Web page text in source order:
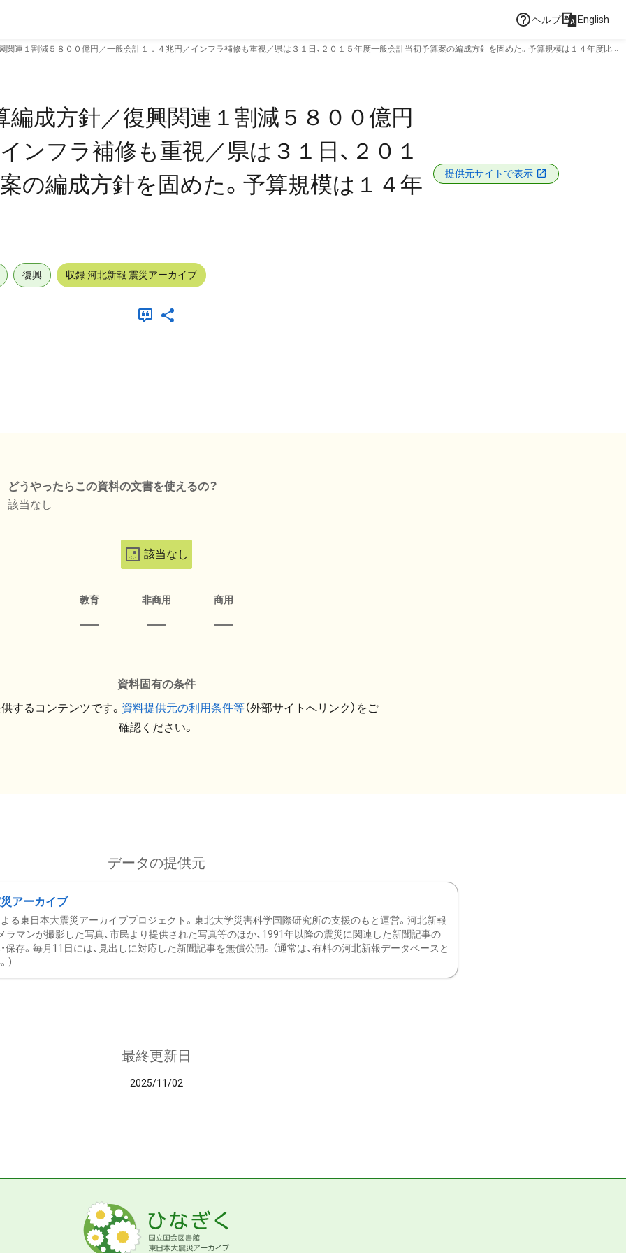
ヘルプ English
関連１割減５８００億円／一般会計１．４兆円／インフラ補修も重視／県は３１日、２０１５年度一般会計当初予算案の編成方針を固めた。予算規模は１４年度比２
編成方針／復興関連１割減５８００億円
ンフラ補修も重視／県は３１日、２０１
の編成方針を固めた。予算規模は１４年
提供元サイトで表示
復興 収録:河北新報 震災アーカイブ
どうやったらこの資料の文書を使えるの？
該当なし
該当なし
教育 非商用 商用
資料固有の条件
するコンテンツです。 資料提供元の利用条件等（外部サイトへリンク）をご
確認ください。
データの提供元
アーカイブ
る東日本大震災アーカイブプロジェクト。東北大学災害科学国際研究所の支援のもと運営。河北新報
ラマンが撮影した写真、市民より提供された写真等のほか、1991年以降の震災に関連した新聞記事の
保存。毎月11日には、見出しに対応した新聞記事を無償公開。（通常は、有料の河北新報データベースと
）
最終更新日
2025/11/02